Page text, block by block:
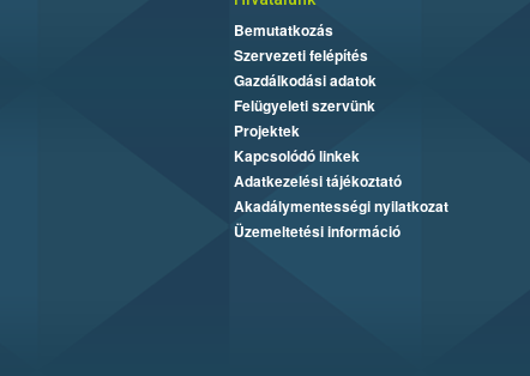
Bemutatkozás
Szervezeti felépítés
Gazdálkodási adatok
Felügyeleti szervünk
Projektek
Kapcsolódó linkek
Adatkezelési tájékoztató
Akadálymentességi nyilatkozat
Üzemeltetési információ